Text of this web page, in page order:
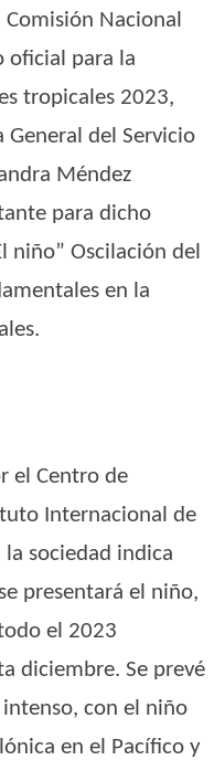
Nacional
oficial para la
tropicales 2023,
General del Servicio
Méndez
para dicho
niño” Oscilación del
en la
el Centro de
Internacional de
sociedad indica
presentará el niño,
el 2023
diciembre. Se prevé
con el niño
en el Pacífico y